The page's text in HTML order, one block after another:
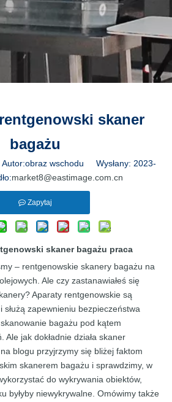
skaner
bagażu
wschodu Wysłany: 2023-
market8@eastimage.com.cn
Zapytaj
skaner bagażu praca
– rentgenowskie skanery bagażu na
Ale czy zastanawiałeś się
Aparaty rentgenowskie są
zapewnieniu bezpieczeństwa
bagażu pod kątem
Ale jak dokładnie działa skaner
blogu przyjrzymy się bliżej faktom
skanerem bagażu i sprawdzimy, w
do wykrywania obiektów,
byłyby niewykrywalne. Omówimy także